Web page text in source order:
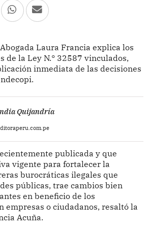
Abogada Laura Francia explica los
de la Ley N.° 32587 vinculados,
inmediata de las decisiones
Quijandría
publicada y que
vigente para fortalecer la
burocráticas ilegales que
públicas, trae cambios bien
en beneficio de los
empresas o ciudadanos, resaltó la
Acuña.